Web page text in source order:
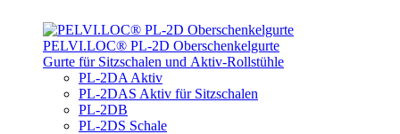
PELVI.LOC® PL-­2D Oberschenkelgurte
Gurte für Sitzschalen und Aktiv-Rollstühle
PL-2DA Aktiv
PL-2DAS Aktiv für Sitzschalen
PL-2DB
PL-2DS Schale